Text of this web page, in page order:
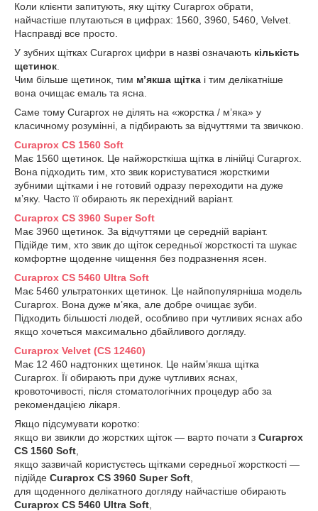
Коли клієнти запитують, яку щітку Curaprox обрати,
найчастіше плутаються в цифрах: 1560, 3960, 5460, Velvet.
Насправді все просто.
У зубних щітках Curaprox цифри в назві означають кількість
щетинок
Чим більше щетинок, тим м’якша щітка і тим делікатніше
вона очищає емаль та ясна.
Саме тому Curaprox не ділять на «жорстка / м’яка» у
класичному розумінні, а підбирають за відчуттями та звичкою.
Curaprox CS 1560 Soft
Має 1560 щетинок. Це найжорсткіша щітка в лінійці Curaprox.
Вона підходить тим, хто звик користуватися жорсткими
зубними щітками і не готовий одразу переходити на дуже
м’яку. Часто її обирають як перехідний варіант.
Curaprox CS 3960 Super Soft
Має 3960 щетинок. За відчуттями це середній варіант.
Підійде тим, хто звик до щіток середньої жорсткості та шукає
комфортне щоденне чищення без подразнення ясен.
Curaprox CS 5460 Ultra Soft
Має 5460 ультратонких щетинок. Це найпопулярніша модель
Curaprox. Вона дуже м’яка, але добре очищає зуби.
Підходить більшості людей, особливо при чутливих яснах або
якщо хочеться максимально дбайливого догляду.
Curaprox Velvet (CS 12460)
Має 12 460 надтонких щетинок. Це найм’якша щітка
Curaprox. Її обирають при дуже чутливих яснах,
кровоточивості, після стоматологічних процедур або за
рекомендацією лікаря.
Якщо підсумувати коротко:
якщо ви звикли до жорстких щіток — варто почати з Curaprox
CS 1560 Soft
якщо зазвичай користуєтесь щітками середньої жорсткості —
підійде Curaprox CS 3960 Super Soft
для щоденного делікатного догляду найчастіше обирають
Curaprox CS 5460 Ultra Soft